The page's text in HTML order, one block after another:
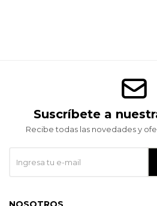
Suscríbete a
Recibe todas las novedades y